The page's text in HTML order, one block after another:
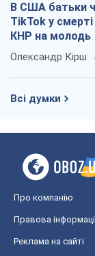
В США батьки
TikTok у
КНР на молодь
Олександр Кірш
Всі думки
Про компанію
Правова
Реклама на сайті